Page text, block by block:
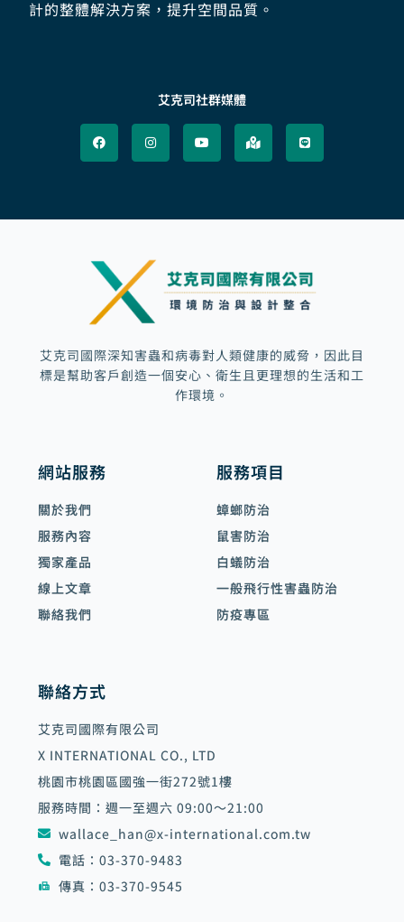
計的整體解決方案，提升空間品質。
艾克司社群媒體
a
c
e
b
n
s
t
a
m
o
u
t
u
a
p
-
m
e
l
t
i
n
e
艾克司國際深知害蟲和病毒對人類健康的威脅，因此目
標是幫助客戶創造一個安心、衛生且更理想的生活和工
作環境。
網站服務
關於我們
服務內容
獨家產品
線上文章
聯絡我們
服務項目
蟑螂防治
鼠害防治
白蟻防治
一般飛行性害蟲防治
防疫專區
聯絡方式
艾克司國際有限公司
X INTERNATIONAL CO., LTD
桃園市桃園區國強一街272號1樓
服務時間：週一至週六 09:00～21:00
wallace_han@x-international.com.tw
電話：03-370-9483
傳真：03-370-9545